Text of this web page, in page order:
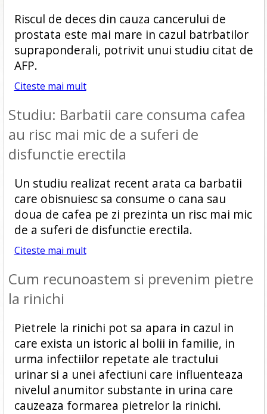
Riscul de deces din cauza cancerului de
prostata este mai mare in cazul batrbatilor
supraponderali, potrivit unui studiu citat de
AFP.
Citeste mai mult
Studiu: Barbatii care consuma cafea
au risc mai mic de a suferi de
disfunctie erectila
Un studiu realizat recent arata ca barbatii
care obisnuiesc sa consume o cana sau
doua de cafea pe zi prezinta un risc mai mic
de a suferi de disfunctie erectila.
Citeste mai mult
Cum recunoastem si prevenim pietre
la rinichi
Pietrele la rinichi pot sa apara in cazul in
care exista un istoric al bolii in familie, in
urma infectiilor repetate ale tractului
urinar si a unei afectiuni care influenteaza
nivelul anumitor substante in urina care
cauzeaza formarea pietrelor la rinichi.